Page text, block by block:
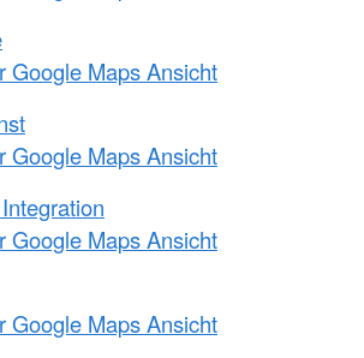
Google Maps Ansicht
Google Maps Ansicht
Google Maps Ansicht
Google Maps Ansicht